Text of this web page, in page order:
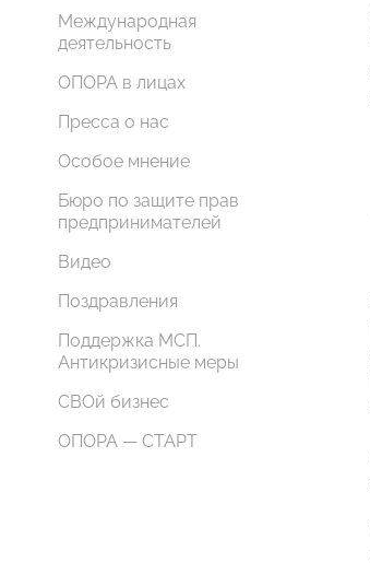
Международная
деятельность
ОПОРА в лицах
Пресса о нас
Особое мнение
Бюро по защите прав
предпринимателей
Видео
Поздравления
Поддержка МСП.
Антикризисные меры
СВОй бизнес
ОПОРА — СТАРТ